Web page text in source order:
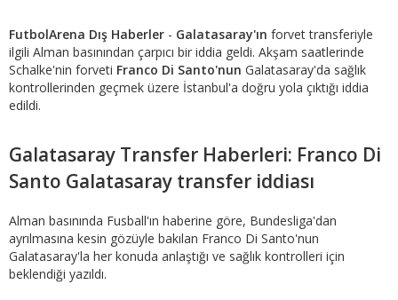
FutbolArena Dış Haberler - Galatasaray'ın forvet transferiyle
ilgili Alman basınından çarpıcı bir iddia geldi. Akşam saatlerinde
Schalke'nin forveti Franco Di Santo'nun Galatasaray'da sağlık
kontrollerinden geçmek üzere İstanbul'a doğru yola çıktığı iddia
edildi.
Galatasaray Transfer Haberleri: Franco Di
Santo Galatasaray transfer iddiası
Alman basınında Fusball'ın haberine göre, Bundesliga'dan
ayrılmasına kesin gözüyle bakılan Franco Di Santo'nun
Galatasaray'la her konuda anlaştığı ve sağlık kontrolleri için
beklendiği yazıldı.